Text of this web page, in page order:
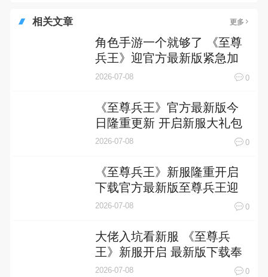
相关文章 更多
角色手游一个就够了 《至尊
兵王》迎官方最新版紧急加
开新服
2026-07-08 0
《至尊兵王》官方最新版今
日隆重更新 开启新服大礼包
共襄盛举
2026-07-08 0
《至尊兵王》新服隆重开启
下载官方最新版至尊兵王迎
接新征程
2026-07-08 0
大佬入坑看新服 《至尊兵
王》新服开启 最新版下载奉
上
2026-07-08 0